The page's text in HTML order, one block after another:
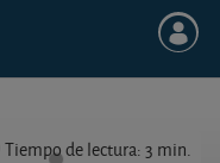
Tiempo de lectura: 3 min.